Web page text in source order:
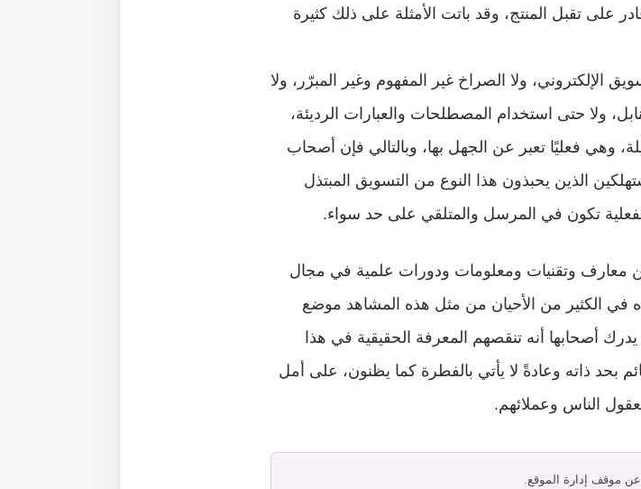
على تقبل المنتج، وقد باتت الأمثلة على ذلك كثيرة
الإلكتروني، ولا الصراخ غير المفهوم وغير المبرّر، ولا
ولا حتى استخدام المصطلحات والعبارات الرديئة،
وهي فعليًا تعبر عن الجهل بها، وبالتالي فإن أصحاب
الذين يحبذون هذا النوع من التسويق المبتذل
تكون في المرسل والمتلقي على حد سواء.
من معارف وتقنيات ومعلومات ودورات علمية في مجال
في الكثير من الأحيان من مثل هذه المشاهد موضع
أصحابها أنه تنقصهم المعرفة الحقيقية في هذا
بحد ذاته وعادةً لا يأتي بالفطرة كما يظنون، على أمل
الناس وعملائهم.
عن موقف إدارة الموقع.